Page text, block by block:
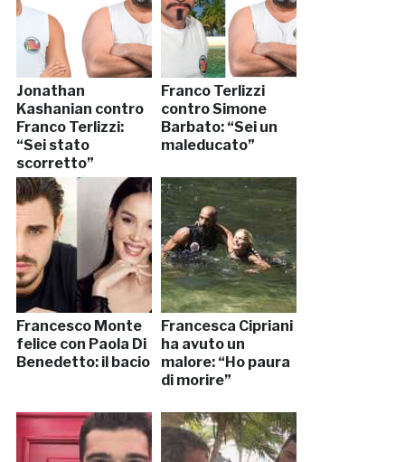
Jonathan
Kashanian contro
Franco Terlizzi:
“Sei stato
scorretto”
Franco Terlizzi
contro Simone
Barbato: “Sei un
maleducato”
Francesco Monte
felice con Paola Di
Benedetto: il bacio
Francesca Cipriani
ha avuto un
malore: “Ho paura
di morire”